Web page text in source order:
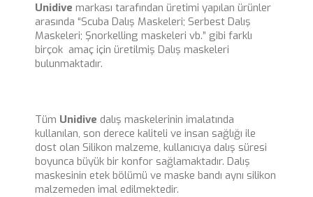
Unidive markası tarafından üretimi yapılan ürünler
arasında “Scuba Dalış Maskeleri; Serbest Dalış
Maskeleri; Şnorkelling maskeleri vb.” gibi farklı
birçok amaç için üretilmiş Dalış maskeleri
bulunmaktadır.
Tüm Unidive dalış maskelerinin imalatında
kullanılan, son derece kaliteli ve insan sağlığı ile
dost olan Silikon malzeme, kullanıcıya dalış süresi
boyunca büyük bir konfor sağlamaktadır. Dalış
maskesinin etek bölümü ve maske bandı aynı silikon
malzemeden imal edilmektedir.